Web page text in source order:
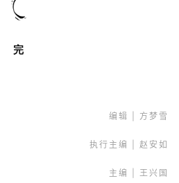
完
编辑 | 方梦雪
执行主编 | 赵安如
主编 | 王兴国